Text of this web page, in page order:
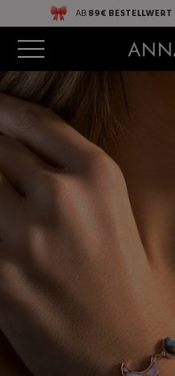
AB89€ BESTELLWERT